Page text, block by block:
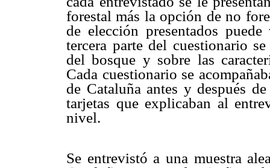
forestal más la opción de no
de elección presentados
tercera parte del cuestionario
del bosque y sobre las
Cada cuestionario se
de Cataluña antes y después
tarjetas que explicaban al
nivel.
Se entrevistó a una muestra